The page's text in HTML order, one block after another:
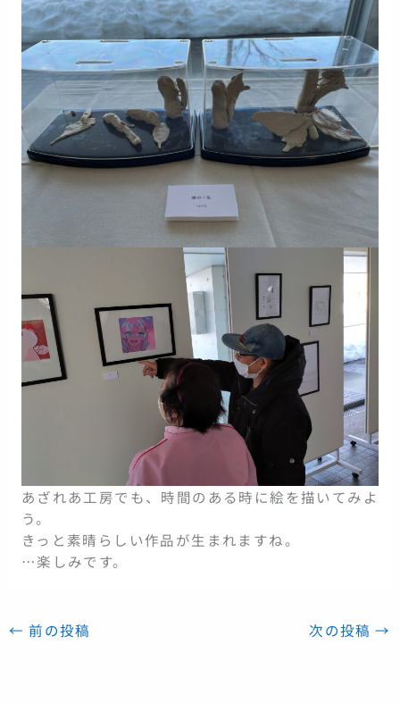
あざれあ工房でも、時間のある時に絵を描いてみよ
う。
きっと素晴らしい作品が生まれますね。
…楽しみです。
← 前の投稿 次の投稿→